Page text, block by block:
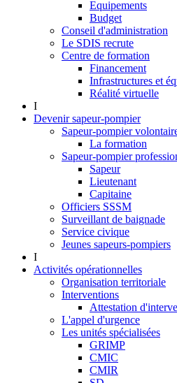
Equipements
Budget
Conseil d'administration
Le SDIS recrute
Centre de formation
Financement
Infrastructures et
Réalité virtuelle
I
Devenir sapeur-pompier
Sapeur-pompier
La formation
Sapeur-pompier
Sapeur
Lieutenant
Capitaine
Officiers SSSM
Surveillant de baignade
Service civique
Jeunes sapeurs-pompiers
I
Activités opérationnelles
Organisation territoriale
Interventions
Attestation
L'appel d'urgence
Les unités spécialisées
GRIMP
CMIC
CMIR